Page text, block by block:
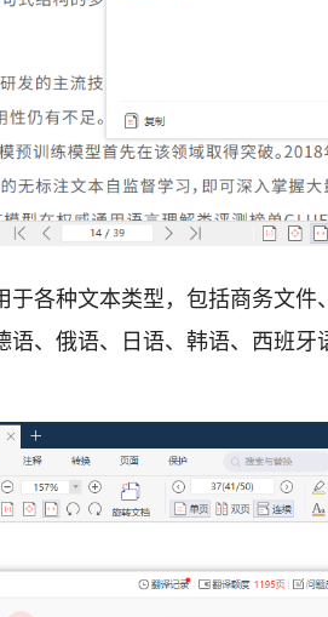
各种文本类型，包括商务文
、俄语、日语、韩语、西班